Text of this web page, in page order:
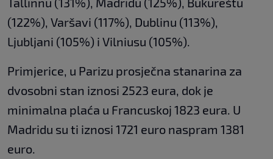
(122%), Varšavi (117%), Dublinu (113%),
Ljubljani (105%) i Vilniusu (105%).
Primjerice, u Parizu prosječna stanarina za
dvosobni stan iznosi 2523 eura, dok je
minimalna plaća u Francuskoj 1823 eura. U
Madridu su ti iznosi 1721 euro naspram 1381
euro.